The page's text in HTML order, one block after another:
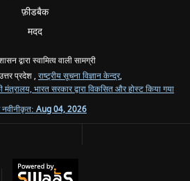
फ़ीडबैक
मदद
द्वारा स्वामित्व वाली सामग्री
प्रदेश , राष्ट्रीय सूचना विज्ञान केन्द्र,
मंत्रालय, भारत सरकार द्वारा विकसित और होस्ट किया गया
Aug 04, 2026